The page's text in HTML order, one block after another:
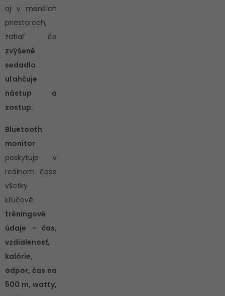
aj v menších
priestoroch,
zatiaľ čo
zvýšené
sedadlo
uľahčuje
nástup a
zostup.
Bluetooth
monitor
poskytuje v
reálnom čase
všetky
kľúčové
tréningové
údaje - čas,
vzdialenosť,
kalórie,
odpor, čas na
500 m, watty,